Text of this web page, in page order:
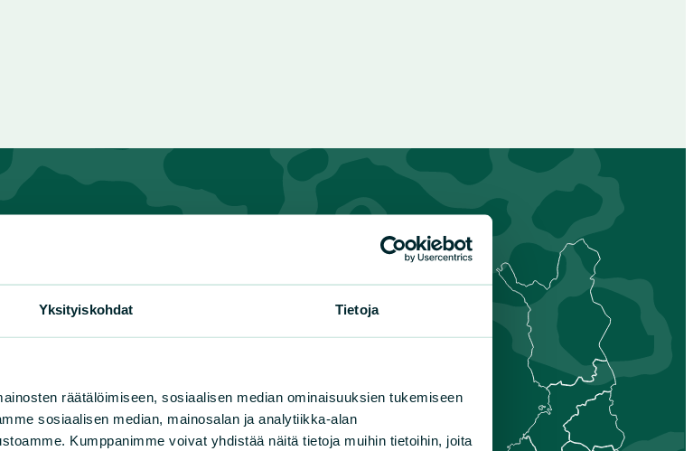
Yksityiskohdat Tietoja
räätälöimiseen, sosiaalisen median ominaisuuksien tukemiseen
sosiaalisen median, mainosalan ja analytiikka-alan
Kumppanimme voivat yhdistää näitä tietoja muihin tietoihin, joita
Kymenlaakso
Lappi
Pohjanmaa
Pohjois-Karjala
Pohjanmaa
Satakunta
Uusimaa
Varsinais-Suomi